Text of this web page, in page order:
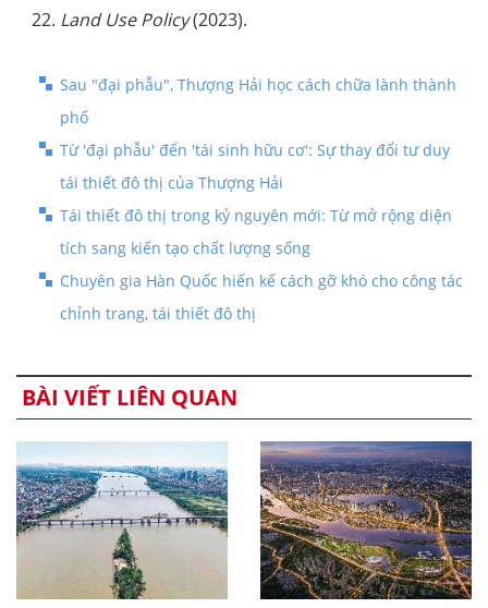
Land Use Policy(2023).
Sau "đại phẫu", Thượng Hải học cách chữa lành thành
phố
Từ 'đại phẫu' đến 'tái sinh hữu cơ': Sự thay đổi tư duy
tái thiết đô thị của Thượng Hải
Tái thiết đô thị trong kỷ nguyên mới: Từ mở rộng diện
tích sang kiến tạo chất lượng sống
Chuyên gia Hàn Quốc hiến kế cách gỡ khó cho công tác
chỉnh trang, tái thiết đô thị
BÀI VIẾT LIÊN QUAN